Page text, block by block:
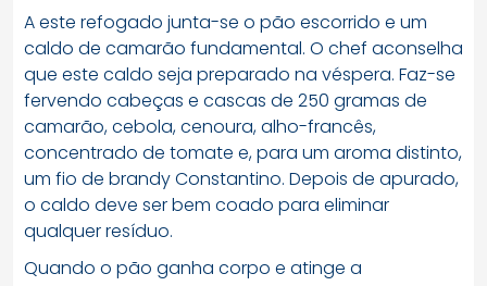
A este refogado junta-se o pão escorrido e um
caldo de camarão fundamental. O chef aconselha
que este caldo seja preparado na véspera. Faz-se
fervendo cabeças e cascas de 250 gramas de
camarão, cebola, cenoura, alho-francês,
concentrado de tomate e, para um aroma distinto,
um fio de brandy Constantino. Depois de apurado,
o caldo deve ser bem coado para eliminar
qualquer resíduo.
Quando o pão ganha corpo e atinge a